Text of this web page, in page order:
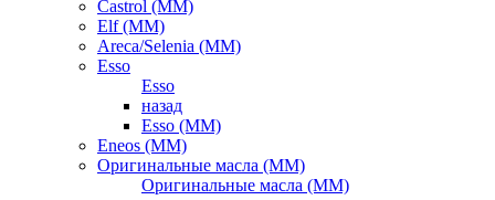
Castrol (ММ)
Elf (ММ)
Areca/Selenia (ММ)
Esso
Esso
назад
Esso (ММ)
Eneos (ММ)
Оригинальные масла (ММ)
Оригинальные масла (ММ)